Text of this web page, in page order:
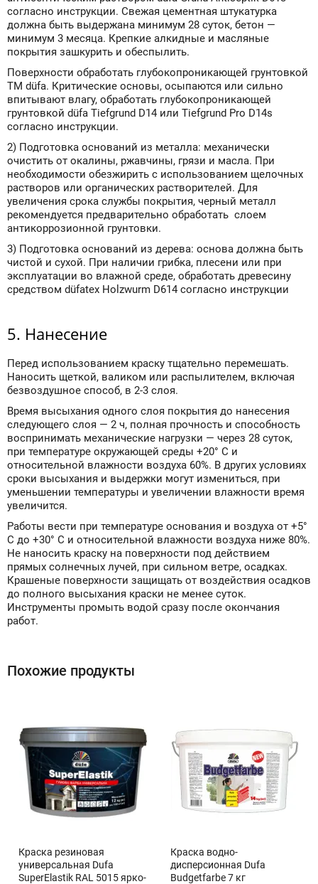
согласно инструкции. Свежая цементная штукатурка
должна быть выдержана минимум 28 суток, бетон —
минимум 3 месяца. Крепкие алкидные и масляные
покрытия зашкурить и обеспылить.
Поверхности обработать глубокопроникающей грунтовкой
ТМ düfa. Критические основы, осыпаются или сильно
впитывают влагу, обработать глубокопроникающей
грунтовкой düfa Tiefgrund D14 или Tiefgrund Pro D14s
согласно инструкции.
2) Подготовка оснований из металла: механически
очистить от окалины, ржавчины, грязи и масла. При
необходимости обезжирить с использованием щелочных
растворов или органических растворителей. Для
увеличения срока службы покрытия, черный металл
рекомендуется предварительно обработать слоем
антикоррозионной грунтовки.
3) Подготовка оснований из дерева: основа должна быть
чистой и сухой. При наличии грибка, плесени или при
эксплуатации во влажной среде, обработать древесину
средством düfatex Holzwurm D614 согласно инструкции
5. Нанесение
Перед использованием краску тщательно перемешать.
Наносить щеткой, валиком или распылителем, включая
безвоздушное способ, в 2-3 слоя.
Время высыхания одного слоя покрытия до нанесения
следующего слоя — 2 ч, полная прочность и способность
воспринимать механические нагрузки — через 28 суток,
при температуре окружающей среды +20° С и
относительной влажности воздуха 60%. В других условиях
сроки высыхания и выдержки могут измениться, при
уменьшении температуры и увеличении влажности время
увеличится.
Работы вести при температуре основания и воздуха от +5°
С до +30° С и относительной влажности воздуха ниже 80%.
Не наносить краску на поверхности под действием
прямых солнечных лучей, при сильном ветре, осадках.
Крашеные поверхности защищать от воздействия осадков
до полного высыхания краски не менее суток.
Инструменты промыть водой сразу после окончания
работ.
Похожие продукты
Краска резиновая
универсальная Dufa
SuperElastik RAL 5015 ярко-
Краска водно-
дисперсионная Dufa
Budgetfarbe 7 кг